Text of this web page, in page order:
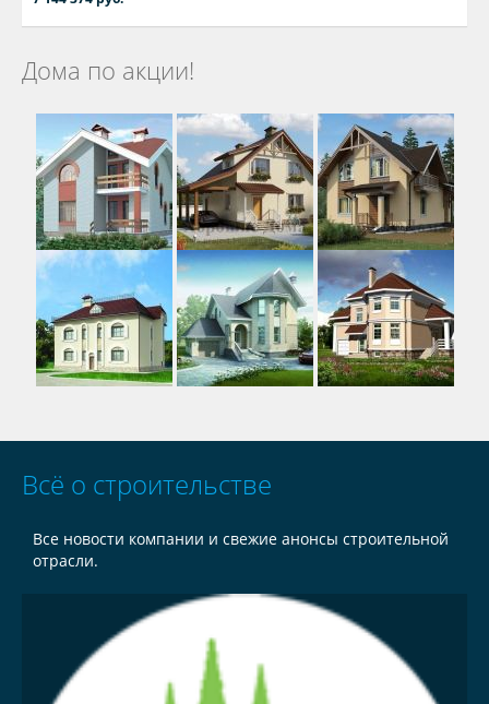
Дома по акции!
Всё о строительстве
Все новости компании и свежие анонсы строительной
отрасли.